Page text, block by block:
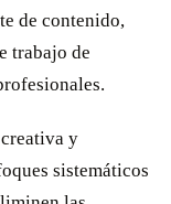
de contenido,
trabajo de
y
sistemáticos